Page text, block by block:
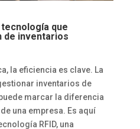
tecnología que
de inventarios
la eficiencia es clave. La
inventarios de
marcar la diferencia
una empresa. Es aquí
RFID, una